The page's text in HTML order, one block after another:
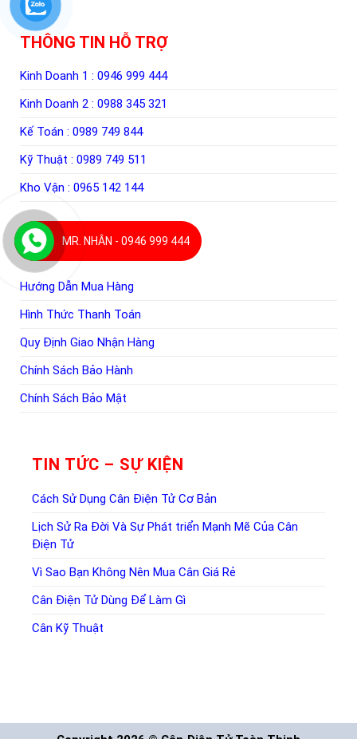
THÔNG TIN HỖ TRỢ
Kinh Doanh 1 : 0946 999 444
Kinh Doanh 2 : 0988 345 321
Kế Toán : 0989 749 844
Kỹ Thuật : 0989 749 511
Kho Vận : 0965 142 144
THÔNG TIN CHUNG
Hướng Dẫn Mua Hàng
Hình Thức Thanh Toán
Quy Định Giao Nhận Hàng
Chính Sách Bảo Hành
Chính Sách Bảo Mật
TIN TỨC – SỰ KIỆN
Cách Sử Dụng Cân Điện Tử Cơ Bản
Lịch Sử Ra Đời Và Sự Phát triển Mạnh Mẽ Của Cân
Điện Tử
Vì Sao Bạn Không Nên Mua Cân Giá Rẻ
Cân Điện Tử Dùng Để Làm Gì
Cân Kỹ Thuật
MR. NHÂN - 0946 999 444